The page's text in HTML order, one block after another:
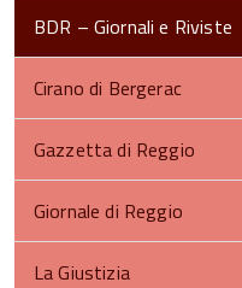
BDR – Giornali e Riviste
Cirano di Bergerac
Gazzetta di Reggio
Giornale di Reggio
La Giustizia